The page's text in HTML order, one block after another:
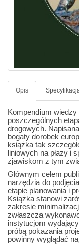
Opis
Kompendium
poszczególnych
drogowych.
bogaty dorobek
książka tak
liniowych na płazy i
zjawiskom z tym
Głównym celem
narzędzia do
etapie planowania i
Książka stanowi
zakresie
zwłaszcza
instytucjom
próbą pokazania
powinny wyglądać